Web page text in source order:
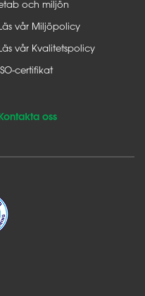
och miljön
vår Miljöpolicy
vår Kvalitetspolicy
certifikat
oss